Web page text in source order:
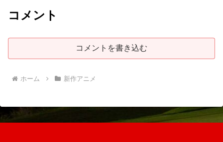
コメント
コメントを書き込む
ホーム 新作アニメ